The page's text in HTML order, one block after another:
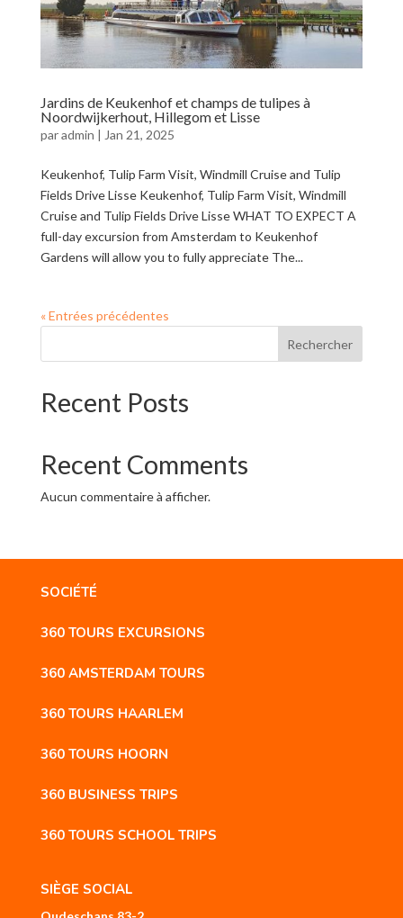
Jardins de Keukenhof et champs de tulipes à
Noordwijkerhout, Hillegom et Lisse
paradmin | Jan 21, 2025
Keukenhof, Tulip Farm Visit, Windmill Cruise and Tulip
Fields Drive Lisse Keukenhof, Tulip Farm Visit, Windmill
Cruise and Tulip Fields Drive Lisse WHAT TO EXPECT A
full-day excursion from Amsterdam to Keukenhof
Gardens will allow you to fully appreciate The...
« Entrées précédentes
Rechercher
Recent Posts
Recent Comments
Aucun commentaire à afficher.
SOCIÉTÉ
360 TOURS EXCURSIONS
360 AMSTERDAM TOURS
360 TOURS HAARLEM
360 TOURS HOORN
360 BUSINESS TRIPS
360 TOURS SCHOOL TRIPS
SIÈGE SOCIAL